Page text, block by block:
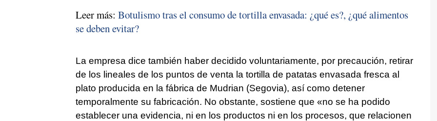
Leer más: Botulismo tras el consumo de tortilla envasada: ¿qué es?, ¿qué alimentos
se deben evitar?
La empresa dice también haber decidido voluntariamente, por precaución, retirar
de los lineales de los puntos de venta la tortilla de patatas envasada fresca al
plato producida en la fábrica de Mudrian (Segovia), así como detener
temporalmente su fabricación. No obstante, sostiene que «no se ha podido
establecer una evidencia, ni en los productos ni en los procesos, que relacionen